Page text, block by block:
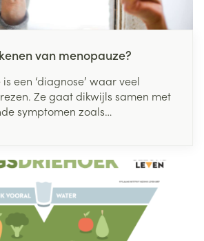
van menopauze?
een ‘diagnose’ waar veel
Ze gaat dikwijls samen met
symptomen zoals
om deze levensfase
ophoudt, te verlichten.
over wat de menopauze is, aan
deze periode herkent en hoe je
aanpakken? Wij geven je alvast